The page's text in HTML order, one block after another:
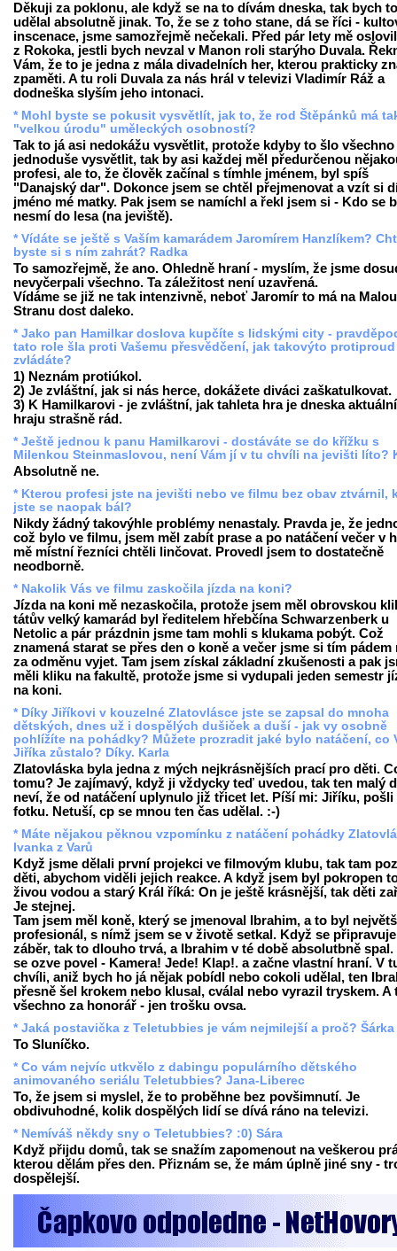
Děkuji za poklonu, ale když se na to dívám dneska, tak bych to
udělal absolutně jinak. To, že se z toho stane, dá se říci -
inscenace, jsme samozřejmě nečekali. Před pár lety mě
z Rokoka, jestli bych nevzal v Manon roli starýho Duvala.
Vám, že to je jedna z mála divadelních her, kterou prakticky
zpaměti. A tu roli Duvala za nás hrál v televizi Vladimír Ráž a
dodneška slyším jeho intonaci.
* Mohl byste se pokusit vysvětlít, jak to, že rod Štěpánků má
"velkou úrodu" uměleckých osobností?
Tak to já asi nedokážu vysvětlit, protože kdyby to šlo všechno
jednoduše vysvětlit, tak by asi každej měl předurčenou
profesi, ale to, že člověk začínal s tímhle jménem, byl spíš
"Danajský dar". Dokonce jsem se chtěl přejmenovat a vzít si
jméno mé matky. Pak jsem se namíchl a řekl jsem si - Kdo se
nesmí do lesa (na jeviště).
* Vídáte se ještě s Vaším kamarádem Jaromírem Hanzlíkem?
byste si s ním zahrát? Radka
To samozřejmě, že ano. Ohledně hraní - myslím, že jsme
nevyčerpali všechno. Ta záležitost není uzavřená.
Vídáme se již ne tak intenzivně, neboť Jaromír to má na Malou
Stranu dost daleko.
* Jako pan Hamilkar doslova kupčíte s lidskými city -
tato role šla proti Vašemu přesvědčení, jak takovýto protiproud
zvládáte?
1) Neznám protiúkol.
2) Je zvláštní, jak si nás herce, dokážete diváci zaškatulkovat.
3) K Hamilkarovi - je zvláštní, jak tahleta hra je dneska
hraju strašně rád.
* Ještě jednou k panu Hamilkarovi - dostáváte se do křížku s
Milenkou Steinmaslovou, není Vám jí v tu chvíli na jevišti líto?
Absolutně ne.
* Kterou profesi jste na jevišti nebo ve filmu bez obav ztvárnil,
jste se naopak bál?
Nikdy žádný takovýhle problémy nenastaly. Pravda je, že
což bylo ve filmu, jsem měl zabít prase a po natáčení večer v
mě místní řezníci chtěli linčovat. Provedl jsem to dostatečně
neodborně.
* Nakolik Vás ve filmu zaskočila jízda na koni?
Jízda na koni mě nezaskočila, protože jsem měl obrovskou
tátův velký kamarád byl ředitelem hřebčína Schwarzenberk u
Netolic a pár prázdnin jsme tam mohli s klukama pobýt. Což
znamená starat se přes den o koně a večer jsme si tím pádem
za odměnu vyjet. Tam jsem získal základní zkušenosti a pak
měli kliku na fakultě, protože jsme si vydupali jeden semestr
na koni.
* Díky Jiříkovi v kouzelné Zlatovlásce jste se zapsal do mnoha
dětských, dnes už i dospělých dušiček a duší - jak vy osobně
pohlížíte na pohádky? Můžete prozradit jaké bylo natáčení, co
Jiříka zůstalo? Díky. Karla
Zlatovláska byla jedna z mých nejkrásnějších prací pro děti.
tomu? Je zajímavý, když ji vždycky teď uvedou, tak ten malý
neví, že od natáčení uplynulo již třicet let. Píší mi: Jiříku, pošli
fotku. Netuší, cp se mnou ten čas udělal. :-)
* Máte nějakou pěknou vzpomínku z natáčení pohádky
Ivanka z Varů
Když jsme dělali první projekci ve filmovým klubu, tak tam
děti, abychom viděli jejich reakce. A když jsem byl pokropen
živou vodou a starý Král říká: On je ještě krásnější, tak děti
Je stejnej.
Tam jsem měl koně, který se jmenoval Ibrahim, a to byl
profesionál, s nímž jsem se v životě setkal. Když se připravuje
záběr, tak to dlouho trvá, a Ibrahim v té době absolutbně spal.
se ozve povel - Kamera! Jede! Klap!. a začne vlastní hraní. V
chvíli, aniž bych ho já nějak pobídl nebo cokoli udělal, ten
přesně šel krokem nebo klusal, cválal nebo vyrazil tryskem. A
všechno za honorář - jen trošku ovsa.
* Jaká postavička z Teletubbies je vám nejmilejší a proč? Šárka
To Sluníčko.
* Co vám nejvíc utkvělo z dabingu populárního dětského
animovaného seriálu Teletubbies? Jana-Liberec
To, že jsem si myslel, že to proběhne bez povšimnutí. Je
obdivuhodné, kolik dospělých lidí se dívá ráno na televizi.
* Nemíváš někdy sny o Teletubbies? :0) Sára
Když přijdu domů, tak se snažím zapomenout na veškerou
kterou dělám přes den. Přiznám se, že mám úplně jiné sny -
dospělejší.